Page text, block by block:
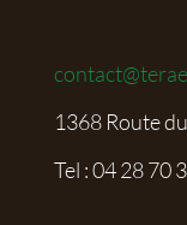
1368 Route
Tel :04 28 70